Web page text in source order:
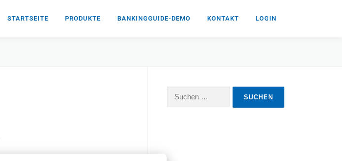
STARTSEITE PRODUKTE BANKINGGUIDE-DEMO KONTAKT LOGIN